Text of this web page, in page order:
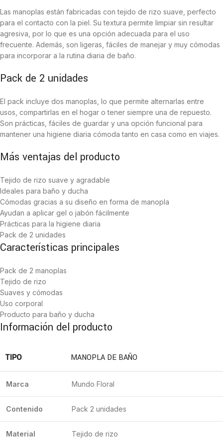
Las manoplas están fabricadas con tejido de rizo suave, perfecto
para el contacto con la piel. Su textura permite limpiar sin resultar
agresiva, por lo que es una opción adecuada para el uso
frecuente. Además, son ligeras, fáciles de manejar y muy cómodas
para incorporar a la rutina diaria de baño.
Pack de 2 unidades
El pack incluye dos manoplas, lo que permite alternarlas entre
usos, compartirlas en el hogar o tener siempre una de repuesto.
Son prácticas, fáciles de guardar y una opción funcional para
mantener una higiene diaria cómoda tanto en casa como en viajes.
Más ventajas del producto
Tejido de rizo suave y agradable
Ideales para baño y ducha
Cómodas gracias a su diseño en forma de manopla
Ayudan a aplicar gel o jabón fácilmente
Prácticas para la higiene diaria
Pack de 2 unidades
Características principales
Pack de 2 manoplas
Tejido de rizo
Suaves y cómodas
Uso corporal
Producto para baño y ducha
Información del producto
TIPO MANOPLA DE BAÑO
Marca Mundo Floral
Contenido Pack 2 unidades
Material Tejido de rizo